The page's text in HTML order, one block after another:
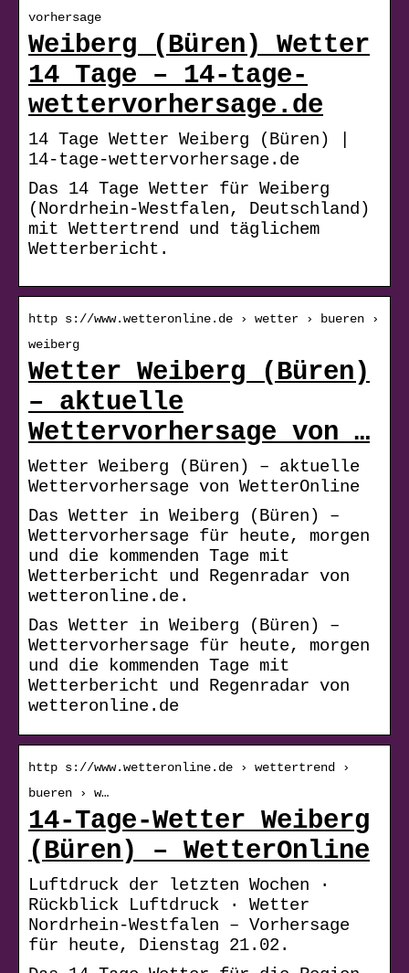
vorhersage
Weiberg (Büren) Wetter
14 Tage – 14-tage-
wettervorhersage.de
14 Tage Wetter Weiberg (Büren) |
14-tage-wettervorhersage.de
Das 14 Tage Wetter für Weiberg
(Nordrhein-Westfalen, Deutschland)
mit Wettertrend und täglichem
Wetterbericht.
http s://www.wetteronline.de › wetter › bueren ›
weiberg
Wetter Weiberg (Büren)
– aktuelle
Wettervorhersage von …
Wetter Weiberg (Büren) – aktuelle
Wettervorhersage von WetterOnline
Das Wetter in Weiberg (Büren) –
Wettervorhersage für heute, morgen
und die kommenden Tage mit
Wetterbericht und Regenradar von
wetteronline.de.
Das Wetter in Weiberg (Büren) –
Wettervorhersage für heute, morgen
und die kommenden Tage mit
Wetterbericht und Regenradar von
wetteronline.de
http s://www.wetteronline.de › wettertrend ›
bueren › w…
14-Tage-Wetter Weiberg
(Büren) – WetterOnline
Luftdruck der letzten Wochen ·
Rückblick Luftdruck · Wetter
Nordrhein-Westfalen – Vorhersage
für heute, Dienstag 21.02.